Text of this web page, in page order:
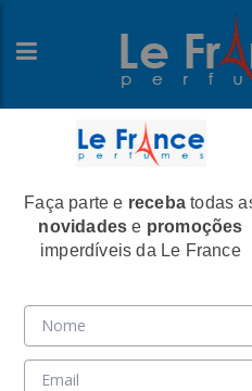
Home>Paris Elysees
Paris Elysees
Faça parte e receba todas
novidades e promoções
imperdíveis da Le France